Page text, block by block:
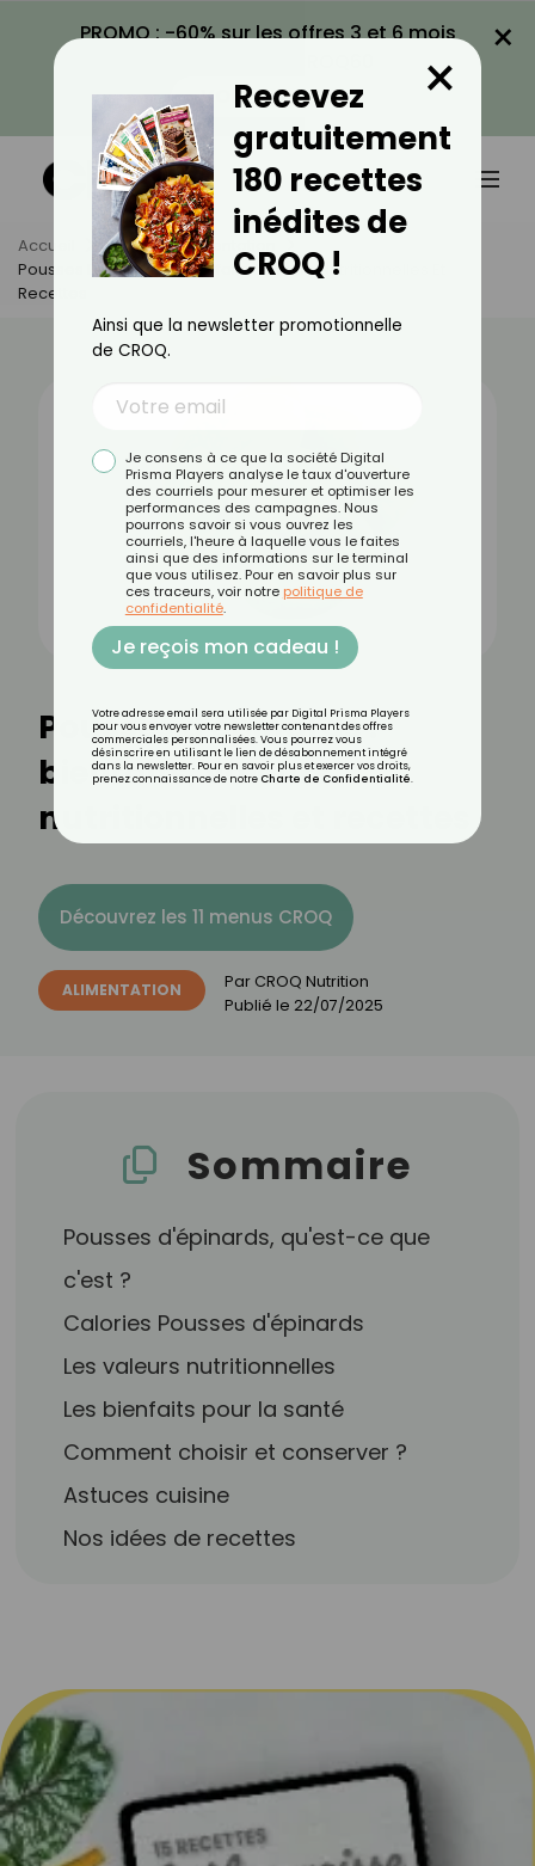
PROMO : -60% sur les offres 3 et 6 mois
VOIR LA PROMO
×
Accueil Actus
Alimentation
Pousses D'épinards : Bienfaits, Valeurs Nutritionnelles Et
Recettes
Pousses d'épinards :
bienfaits, valeurs
nutritionnelles et recettes
Découvrez les 11 menus CROQ
ALIMENTATION Par CROQ Nutrition
Publié le 22/07/2025
Sommaire
Pousses d'épinards, qu'est-ce que
c'est ?
Calories Pousses d'épinards
Les valeurs nutritionnelles
Les bienfaits pour la santé
Comment choisir et conserver ?
Astuces cuisine
Nos idées de recettes
Recevez
gratuitement
180 recettes
inédites de
CROQ !
×
Ainsi que la newsletter promotionnelle
de CROQ.
Je consens à ce que la société Digital
Prisma Players analyse le taux d'ouverture
des courriels pour mesurer et optimiser les
performances des campagnes. Nous
pourrons savoir si vous ouvrez les
courriels, l'heure à laquelle vous le faites
ainsi que des informations sur le terminal
que vous utilisez. Pour en savoir plus sur
ces traceurs, voir notre politique de
confidentialité.
Je reçois mon cadeau !
Votre adresse email sera utilisée par Digital Prisma Players
pour vous envoyer votre newsletter contenant des offres
commerciales personnalisées. Vous pourrez vous
désinscrire en utilisant le lien de désabonnement intégré
dans la newsletter. Pour en savoir plus et exercer vos droits,
prenez connaissance de notre Charte de Confidentialité.